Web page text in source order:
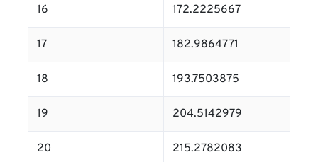
16 172.2225667
17 182.9864771
18 193.7503875
19 204.5142979
20 215.2782083